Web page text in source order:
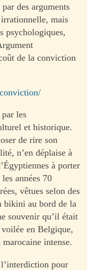
des arguments
mais
psychologiques,
de la conviction
les
et historique.
de rire son
n’en déplaise à
à porter
années 70
vêtues selon des
bikini au bord de la
souvenir qu’il était
en Belgique,
intense.
l’interdiction pour